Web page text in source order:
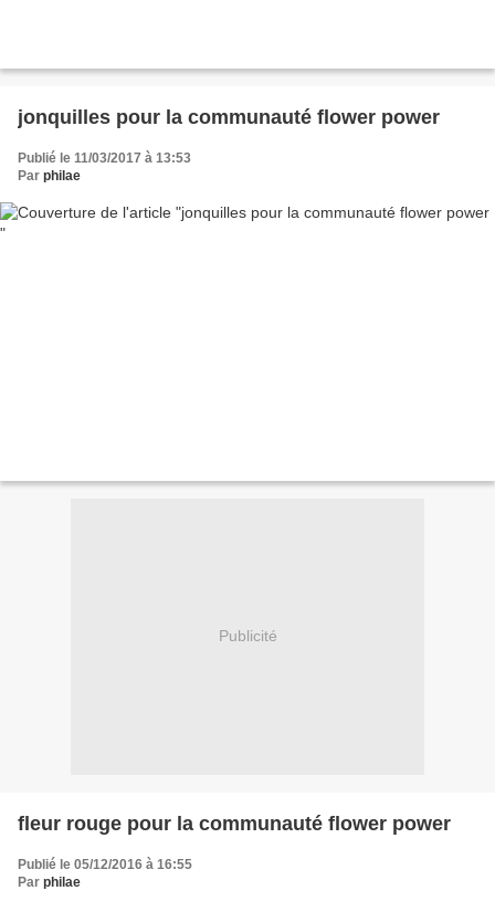
jonquilles pour la communauté flower power
Publié le 11/03/2017 à 13:53
Par philae
Publicité
fleur rouge pour la communauté flower power
Publié le 05/12/2016 à 16:55
Par philae